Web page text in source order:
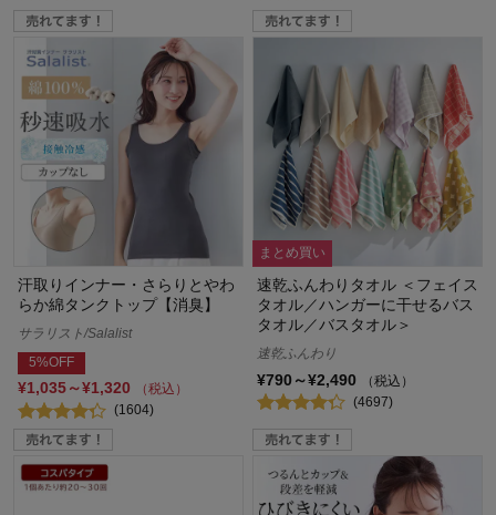
汗取りインナー・さらりとやわ
らか綿タンクトップ【消臭】
サラリスト/Salalist
5%OFF
¥1,035～¥1,320
（税込）
(1604)
まとめ買い
速乾ふんわりタオル ＜フェイス
タオル／ハンガーに干せるバス
タオル／バスタオル＞
速乾ふんわり
¥790～¥2,490
（税込）
(4697)